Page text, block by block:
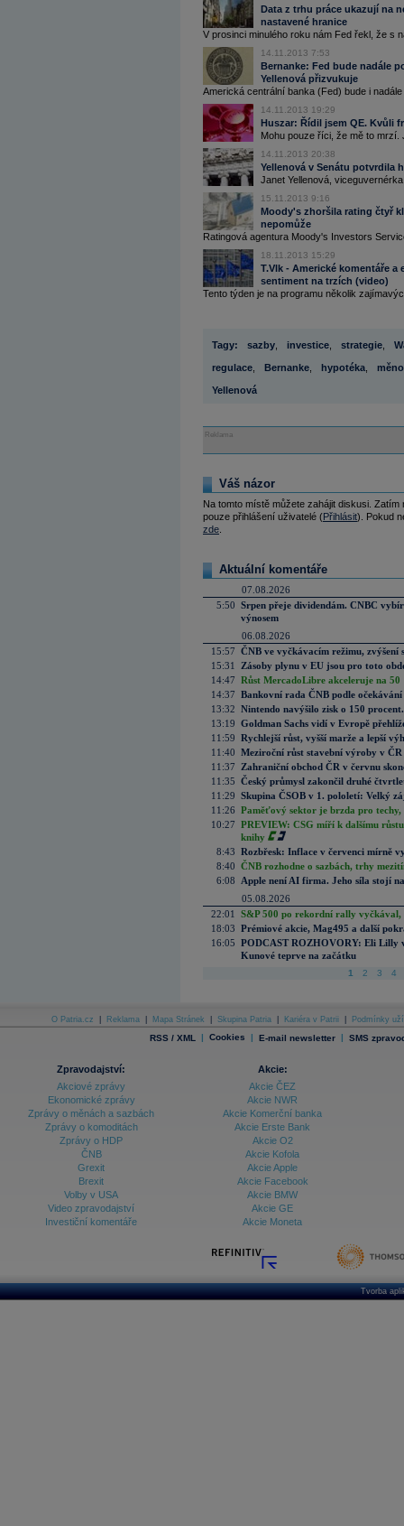
Data z trhu práce ukazují na
nastavené hranice
V prosinci minulého roku nám Fed řekl, že s
14.11.2013 7:53
Bernanke: Fed bude nadále
Yellenová přizvukuje
Americká centrální banka (Fed) bude i
14.11.2013 19:29
Huszar: Řídil jsem QE. Kvůli
Mohu pouze říci, že mě to
14.11.2013 20:38
Yellenová v Senátu potvrdila
Janet Yellenová,
15.11.2013 9:16
Moody's zhoršila rating čtyř
nepomůže
Ratingová agentura Moody's Investors
18.11.2013 15:29
T.Vlk - Americké komentáře
sentiment na trzích (video)
Tento týden je na programu několik
Tagy: sazby investice strategie
regulace Bernanke hypotéka
Yellenová
Reklama
Váš názor
Na tomto místě můžete zahájit diskusi.
pouze přihlášení uživatelé (Přihlásit). Pokud
zde
Aktuální komentáře
07.08.2026
5:50 Srpen přeje dividendám. CNBC
výnosem
06.08.2026
15:57 ČNB ve vyčkávacím režimu, zvýšení
15:31
Zásoby plynu v EU jsou pro toto
14:47 Růst MercadoLibre akceleruje na
14:37 Bankovní rada ČNB podle
13:32 Nintendo navýšilo zisk o 150
13:19 Goldman Sachs vidí v Evropě
11:59 Rychlejší růst, vyšší marže a lepší
11:40 Meziroční růst stavební výroby v
11:37
Zahraniční obchod ČR v červnu
11:35 Český průmysl zakončil druhé
11:29 Skupina ČSOB v 1. pololetí: Velký
11:26 Paměťový sektor je brzda pro techy,
10:27 PREVIEW: CSG míří k dalšímu
knihy
8:43 Rozbřesk: Inflace v červenci mírně
8:40 ČNB rozhodne o sazbách, trhy
6:08
Apple není AI firma. Jeho síla stojí
05.08.2026
22:01
S&P 500 po rekordní rally vyčkával,
18:03 Prémiové akcie, Mag495 a další
16:05 PODCAST ROZHOVORY: Eli Lilly
Kunové teprve na začátku
1 2 3 4
O Patria.cz Reklama Mapa Stránek Skupina Patria Kariéra v Patrii Podmínky
RSS / XML | Cookies | E-mail newsletter | SMS
Zpravodajství:
Akciové zprávy
Ekonomické zprávy
Zprávy o měnách a sazbách
Zprávy o komoditách
Zprávy o HDP
ČNB
Grexit
Brexit
Volby v USA
Video zpravodajství
Investiční komentáře
Akcie:
Akcie ČEZ
Akcie NWR
Akcie Komerční banka
Akcie Erste Bank
Akcie O2
Akcie Kofola
Akcie Apple
Akcie Facebook
Akcie BMW
Akcie GE
Akcie Moneta
Tvorba